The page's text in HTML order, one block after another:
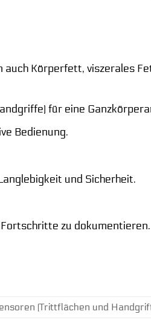
Körperfett, viszerales
für eine
Bedienung.
und Sicherheit.
zu dokumentieren.
(Trittflächen und